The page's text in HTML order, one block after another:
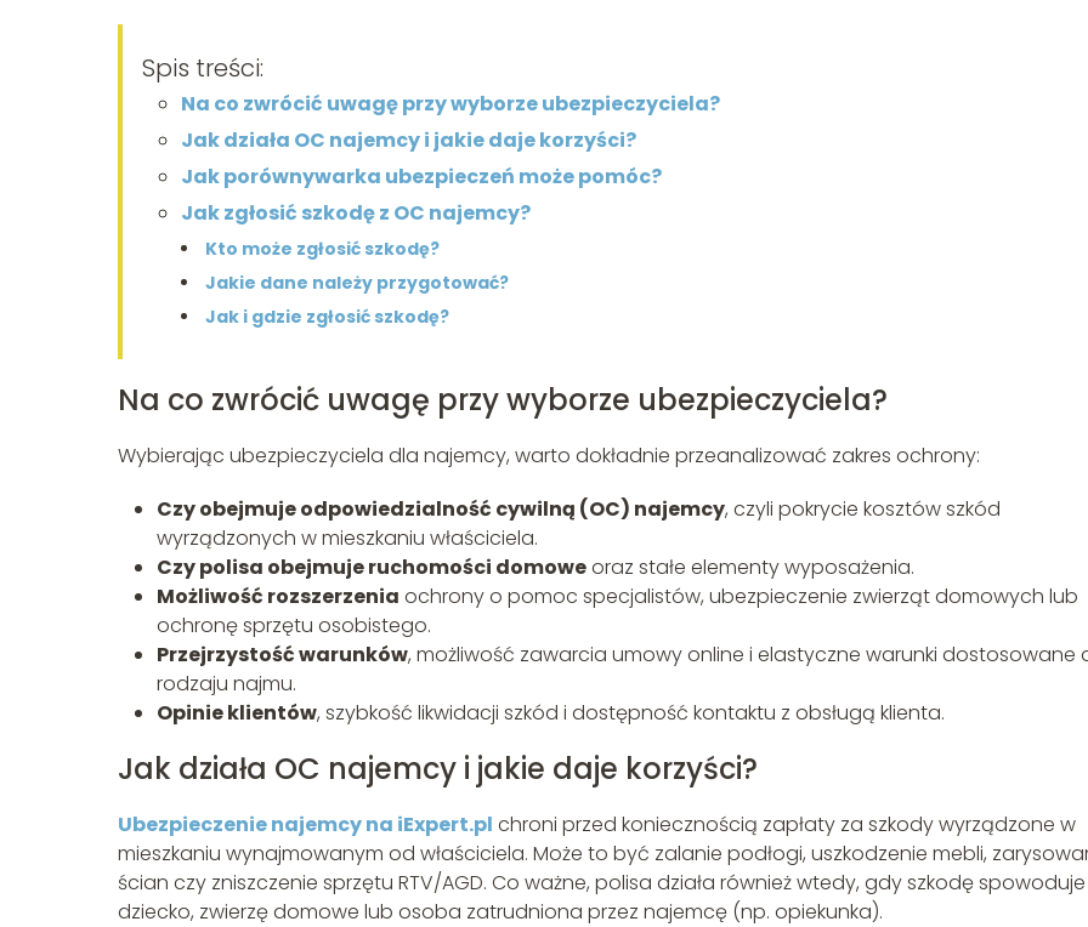
Spis treści:
Na co zwrócić uwagę przy wyborze ubezpieczyciela?
Jak działa OC najemcy i jakie daje korzyści?
Jak porównywarka ubezpieczeń może pomóc?
Jak zgłosić szkodę z OC najemcy?
Kto może zgłosić szkodę?
Jakie dane należy przygotować?
Jak i gdzie zgłosić szkodę?
Na co zwrócić uwagę przy wyborze ubezpieczyciela?
Wybierając ubezpieczyciela dla najemcy, warto dokładnie przeanalizować zakres ochrony:
Czy obejmuje odpowiedzialność cywilną (OC) najemcy, czyli pokrycie kosztów szkód
wyrządzonych w mieszkaniu właściciela.
Czy polisa obejmuje ruchomości domoweoraz stałe elementy wyposażenia.
Możliwość rozszerzenia ochrony o pomoc specjalistów, ubezpieczenie zwierząt domowych lub
ochronę sprzętu osobistego.
Przejrzystość warunków, możliwość zawarcia umowy online i elastyczne warunki dostosowane
rodzaju najmu.
Opinie klientów, szybkość likwidacji szkód i dostępność kontaktu z obsługą klienta.
Jak działa OC najemcy i jakie daje korzyści?
Ubezpieczenie najemcy na iExpert.pl chroni przed koniecznością zapłaty za szkody wyrządzone w
mieszkaniu wynajmowanym od właściciela. Może to być zalanie podłogi, uszkodzenie mebli,
ścian czy zniszczenie sprzętu RTV/AGD. Co ważne, polisa działa również wtedy, gdy szkodę spowoduje
dziecko, zwierzę domowe lub osoba zatrudniona przez najemcę (np. opiekunka).